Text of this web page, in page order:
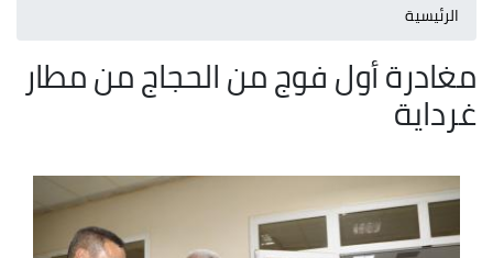
الرئيسية
مغادرة أول فوج من الحجاج من مطار
غرداية